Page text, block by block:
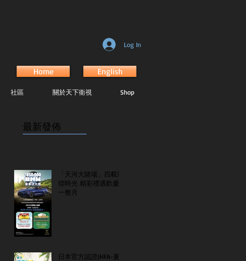
Log In
Home English
社區 關於天下衛視 Shop
最新發佈
...............................................................
「天河大賭場」四載輝
煌時光 精彩禮遇歡慶
一整月
日本官方認證JHFA-夏